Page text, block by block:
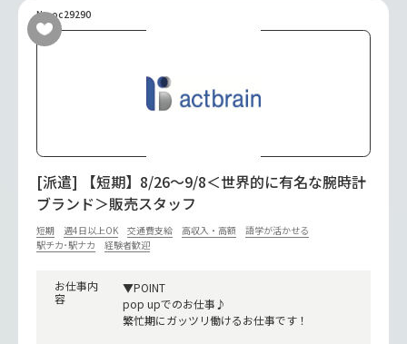
No.oc29290
[派遣] 【短期】8/26～9/8＜世界的に有名な腕時計
ブランド＞販売スタッフ
短期 週4日以上OK 交通費支給 高収入・高額
語学が活かせる
駅チカ･駅ナカ
経験者歓迎
お仕事内
容
▼POINT
pop upでのお仕事♪
繁忙期にガッツリ働けるお仕事です！